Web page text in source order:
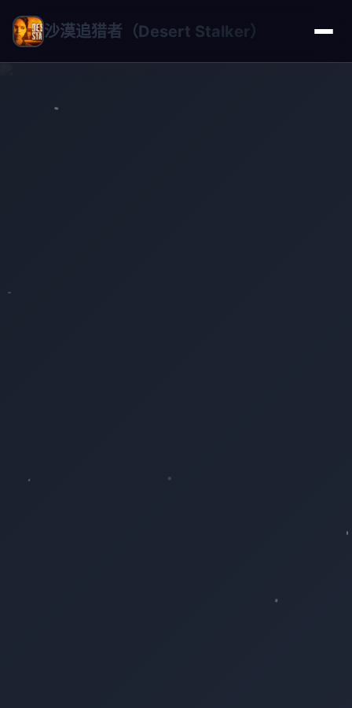
沙漠追猎者（Desert Stalker）